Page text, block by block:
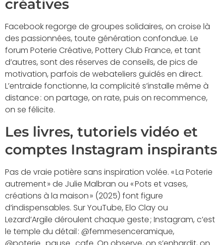
créatives
Facebook regorge de groupes solidaires, on croise là
des passionnées, toute génération confondue. Le
forum Poterie Créative, Pottery Club France, et tant
d’autres, sont des réserves de conseils, de pics de
motivation, parfois de webateliers guidés en direct.
L’entraide fonctionne, la complicité s’installe même à
distance : on partage, on rate, puis on recommence,
on se félicite.
Les livres, tutoriels vidéo et
comptes Instagram inspirants
Pas de vraie potière sans inspiration volée. « La Poterie
autrement » de Julie Malbran ou « Pots et vases,
créations à la maison » (2025) font figure
d’indispensables. Sur YouTube, Elo Clay ou
Lezard’Argile déroulent chaque geste ; Instagram, c’est
le temple du détail : @femmesenceramique,